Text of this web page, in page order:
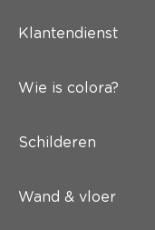
Klantendienst
Wie is colora?
Schilderen
Wand & vloer